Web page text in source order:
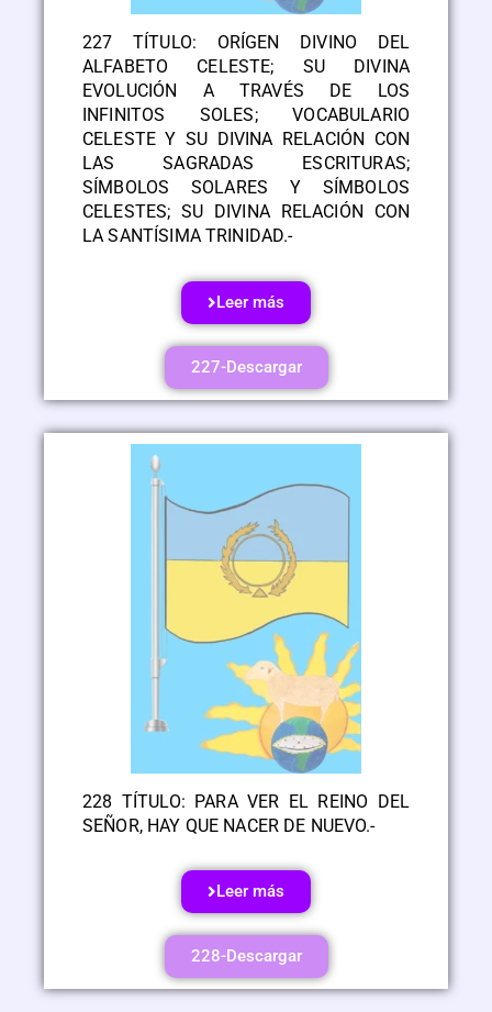
227 TÍTULO: ORÍGEN DIVINO DEL
ALFABETO CELESTE; SU DIVINA
EVOLUCIÓN A TRAVÉS DE LOS
INFINITOS SOLES; VOCABULARIO
CELESTE Y SU DIVINA RELACIÓN CON
LAS SAGRADAS ESCRITURAS;
SÍMBOLOS SOLARES Y SÍMBOLOS
CELESTES; SU DIVINA RELACIÓN CON
LA SANTÍSIMA TRINIDAD.-
Leer más
227-Descargar
228 TÍTULO: PARA VER EL REINO DEL
SEÑOR, HAY QUE NACER DE NUEVO.-
Leer más
228-Descargar